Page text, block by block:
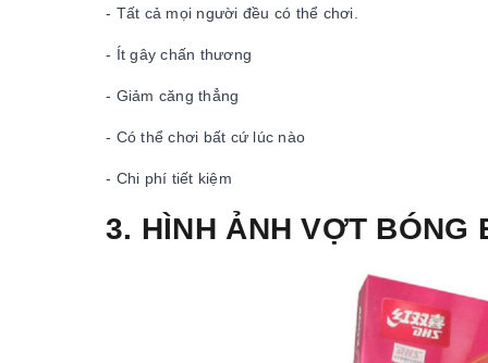
- Tất cả mọi người đều có thể chơi.
- Ít gây chấn thương
- Giảm căng thẳng
- Có thể chơi bất cứ lúc nào
- Chi phí tiết kiệm
3. HÌNH ẢNH VỢT BÓNG